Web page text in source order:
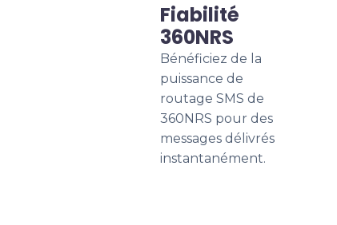
Fiabilité
360NRS
Bénéficiez de la
puissance de
routage SMS de
360NRS pour des
messages délivrés
instantanément.